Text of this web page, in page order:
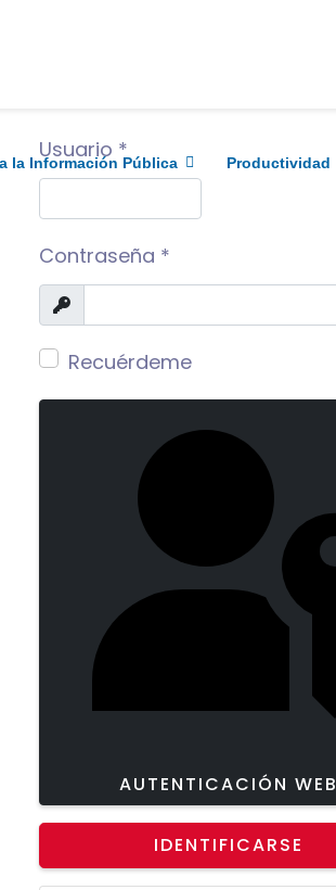
la Información Pública Productividad
Usuario *
Contraseña *
Mostrar
Recuérdeme
AUTENTICACIÓN WEB
IDENTIFICARSE